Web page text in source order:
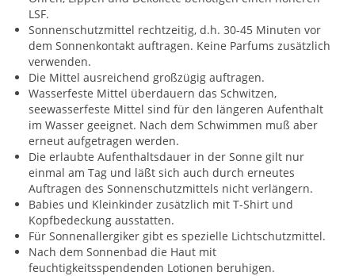
LSF.
Sonnenschutzmittel rechtzeitig, d.h. 30-45 Minuten vor
dem Sonnenkontakt auftragen. Keine Parfums zusätzlich
verwenden.
Die Mittel ausreichend großzügig auftragen.
Wasserfeste Mittel überdauern das Schwitzen,
seewasserfeste Mittel sind für den längeren Aufenthalt
im Wasser geeignet. Nach dem Schwimmen muß aber
erneut aufgetragen werden.
Die erlaubte Aufenthaltsdauer in der Sonne gilt nur
einmal am Tag und läßt sich auch durch erneutes
Auftragen des Sonnenschutzmittels nicht verlängern.
Babies und Kleinkinder zusätzlich mit T-Shirt und
Kopfbedeckung ausstatten.
Für Sonnenallergiker gibt es spezielle Lichtschutzmittel.
Nach dem Sonnenbad die Haut mit
feuchtigkeitsspendenden Lotionen beruhigen.